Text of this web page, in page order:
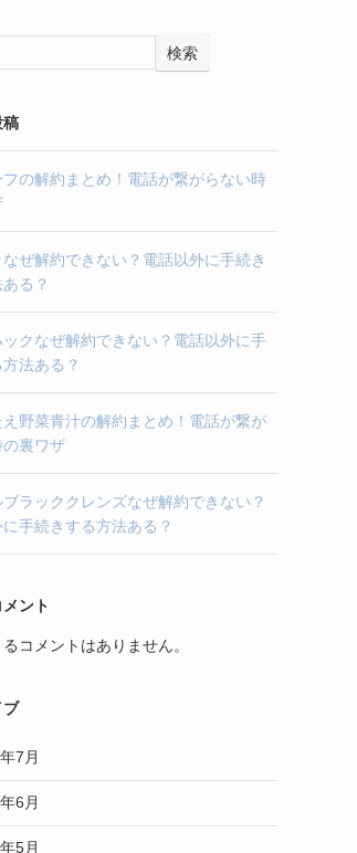
検索
稿
の解約まとめ！電話が繋がらない時
なぜ解約できない？電話以外に手続き
る？
ックなぜ解約できない？電話以外に手
法ある？
野菜青汁の解約まとめ！電話が繋が
の裏ワザ
ブラッククレンズなぜ解約できない？
手続きする方法ある？
ント
コメントはありません。
ブ
7月
6月
5月